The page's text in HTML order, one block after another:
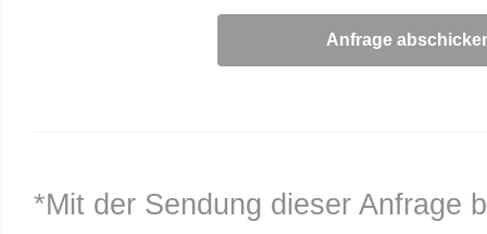
*Mit der Sendung dieser Anfrage